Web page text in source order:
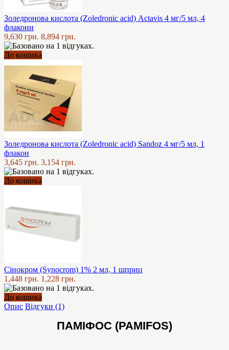
Золедронова кислота (Zoledronic acid) Actavis 4 мг/5 мл, 4
флакони
9,630 грн. 8,894 грн.
До кошика
Золедронова кислота (Zoledronic acid) Sandoz 4 мг/5 мл, 1
флакон
3,645 грн. 3,154 грн.
До кошика
Сінокром (Synocrom) 1% 2 мл, 1 шприц
1,448 грн. 1,228 грн.
До кошика
Опис Відгуки (1)
ПАМІФОС (PAMIFOS)